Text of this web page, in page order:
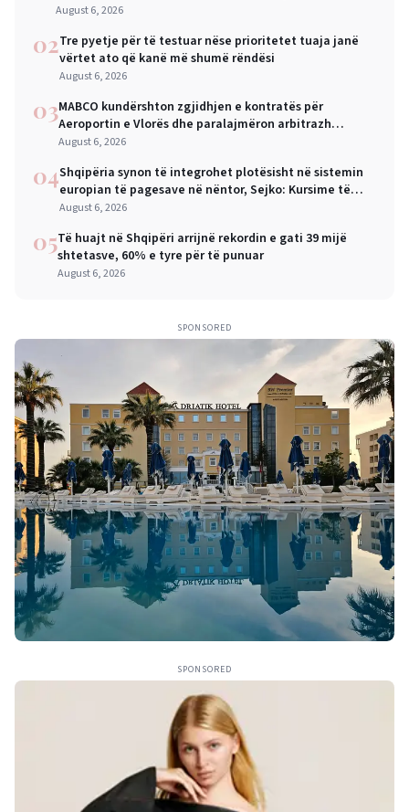
August 6, 2026
02Tre pyetje për të testuar nëse prioritetet tuaja janë
vërtet ato që kanë më shumë rëndësi
August 6, 2026
03MABCO kundërshton zgjidhjen e kontratës për
Aeroportin e Vlorës dhe paralajmëron arbitrazh
ndërkombëtar
August 6, 2026
04Shqipëria synon të integrohet plotësisht në sistemin
europian të pagesave në nëntor, Sejko: Kursime të
mëdha për qytetarët dhe bizneset
August 6, 2026
05Të huajt në Shqipëri arrijnë rekordin e gati 39 mijë
shtetasve, 60% e tyre për të punuar
August 6, 2026
SPONSORED
SPONSORED